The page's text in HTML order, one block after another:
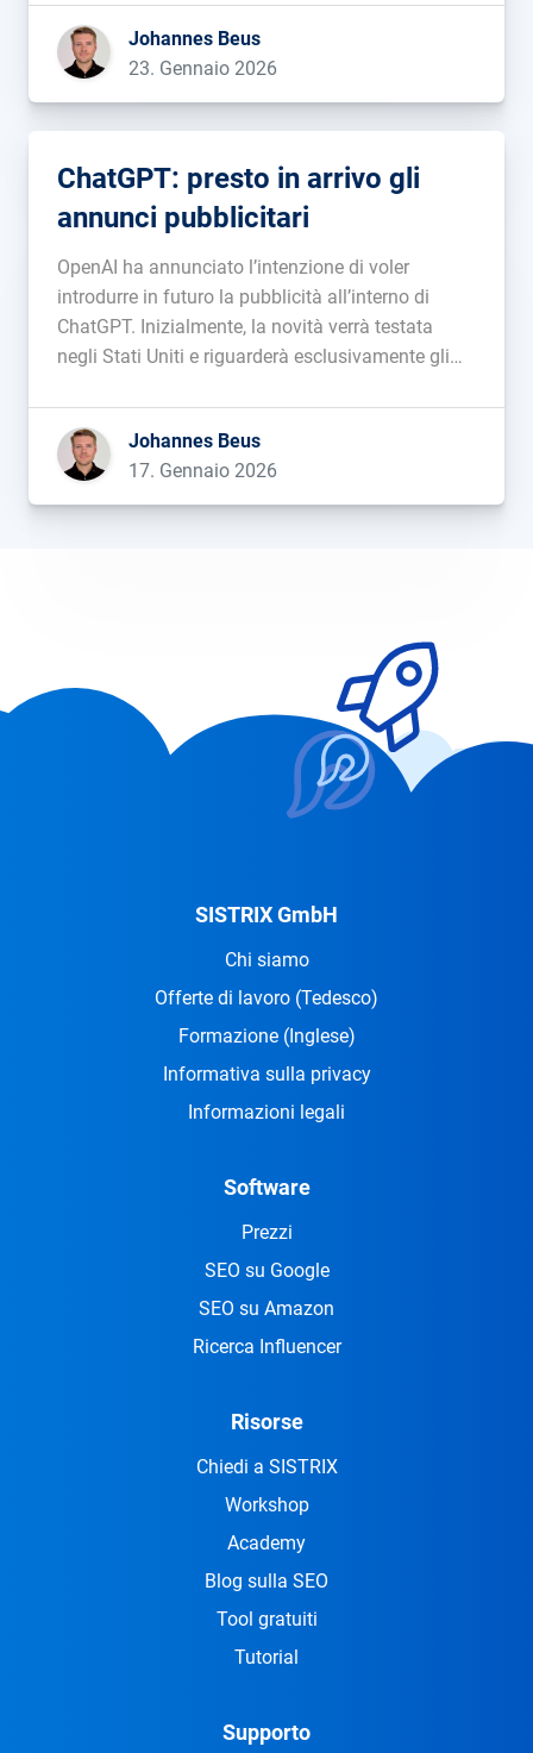
CPM (Costo per Mille Impression). Gli
inserzionisti, dunque, non pagheranno per il click
o per la vendita, […]...
Johannes Beus
23. Gennaio 2026
ChatGPT: presto in arrivo gli
annunci pubblicitari
OpenAI ha annunciato l’intenzione di voler
introdurre in futuro la pubblicità all’interno di
ChatGPT. Inizialmente, la novità verrà testata
negli Stati Uniti e riguarderà esclusivamente gli
gratuita o con il piano economico “Go”. Gli
annunci verranno visualizzati al termine della
risposta organica; saranno chiaramente […]...
Johannes Beus
17. Gennaio 2026
SISTRIX GmbH
Chi siamo
Offerte di lavoro (Tedesco)
Formazione (Inglese)
Informativa sulla privacy
Informazioni legali
Software
Prezzi
SEO su Google
SEO su Amazon
Ricerca Influencer
Risorse
Chiedi a SISTRIX
Workshop
Academy
Blog sulla SEO
Tool gratuiti
Tutorial
Supporto